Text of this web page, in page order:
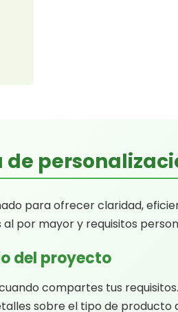
de
para ofrecer claridad,
por mayor y requisitos
del proyecto
compartes tus requisitos.
sobre el tipo de producto